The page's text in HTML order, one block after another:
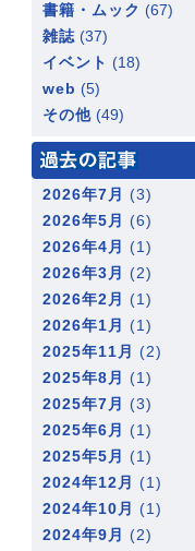
書籍・ムック (67)
雑誌 (37)
イベント (18)
web (5)
その他 (49)
2026年7月
(3)
2026年5月
(6)
2026年4月
(1)
2026年3月
(2)
2026年2月
(1)
2026年1月
(1)
2025年11月
(2)
2025年8月
(1)
2025年7月
(3)
2025年6月
(1)
2025年5月
(1)
2024年12月
(1)
2024年10月
(1)
2024年9月
(2)